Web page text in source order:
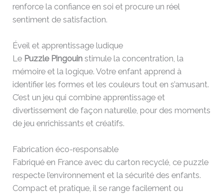
renforce la confiance en soi et procure un réel
sentiment de satisfaction.
Éveil et apprentissage ludique
Le Puzzle Pingouin stimule la concentration, la
mémoire et la logique. Votre enfant apprend à
identifier les formes et les couleurs tout en s’amusant.
C’est un jeu qui combine apprentissage et
divertissement de façon naturelle, pour des moments
de jeu enrichissants et créatifs.
Fabrication éco-responsable
Fabriqué en France avec du carton recyclé, ce puzzle
respecte l’environnement et la sécurité des enfants.
Compact et pratique, il se range facilement ou